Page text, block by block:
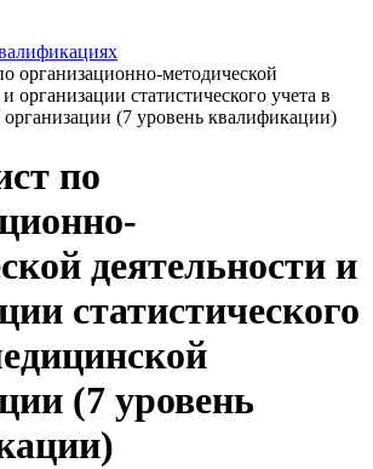
организационно-методической
организации статистического учета в
(7 уровень квалификации)
по
деятельности и
статистического
(7 уровень